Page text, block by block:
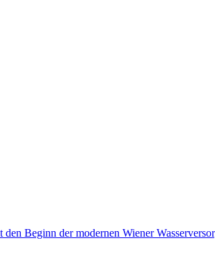
Beginn der modernen Wiener